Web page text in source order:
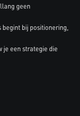
geen
bij positionering,
je een strategie die